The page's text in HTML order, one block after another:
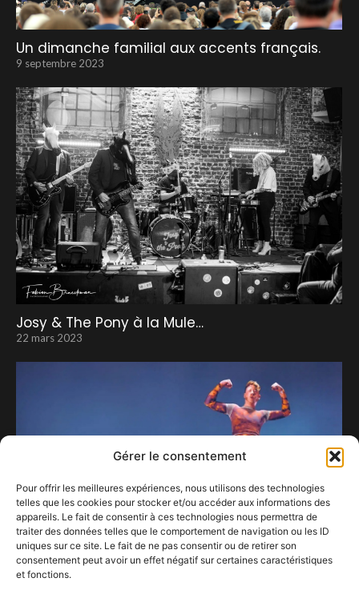
Gérer le consentement
Pour offrir les meilleures expériences, nous utilisons des technologies
telles que les cookies pour stocker et/ou accéder aux informations des
appareils. Le fait de consentir à ces technologies nous permettra de
traiter des données telles que le comportement de navigation ou les ID
uniques sur ce site. Le fait de ne pas consentir ou de retirer son
consentement peut avoir un effet négatif sur certaines caractéristiques
et fonctions.
Un dimanche familial aux accents français.
9 septembre 2023
Josy & The Pony à la Mule…
22 mars 2023